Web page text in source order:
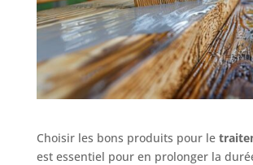
Choisir les bons produits pour le
est essentiel pour en prolonger la